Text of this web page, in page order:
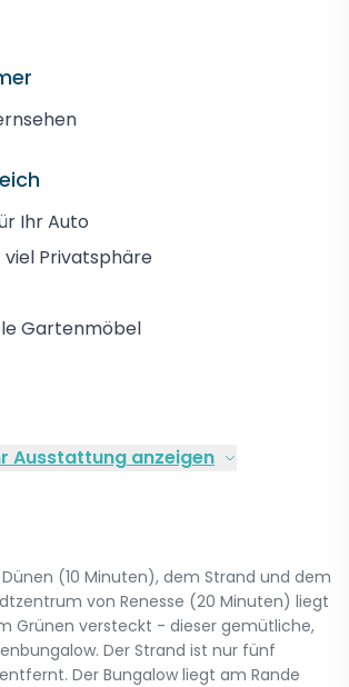
Ihr Auto
Privatsphäre
Gartenmöbel
Ausstattung anzeigen
(10 Minuten), dem Strand und dem
von Renesse (20 Minuten) liegt
Grünen versteckt - dieser gemütliche,
Der Strand ist nur fünf
Der Bungalow liegt am Rande